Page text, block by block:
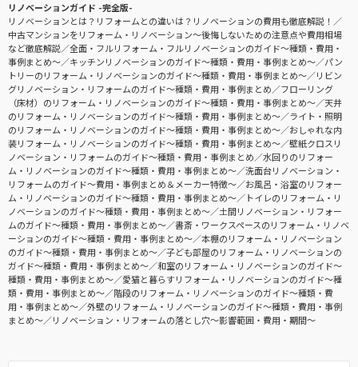
リノベーションガイド -完全版-
リノベーションとは？リフォームとの違いは？リノベーションの費用も徹底解説！
中古マンションをリフォーム・リノベーション〜後悔しないための注意点や費用相場
など徹底解説
全面・フルリフォーム・フルリノベーションのガイド〜種類・費用・
事例まとめ〜
キッチンリノベーションのガイド〜種類・費用・事例まとめ〜
パン
トリーのリフォーム・リノベーションのガイド〜種類・費用・事例まとめ〜
リビン
グリノベーション・リフォームのガイド〜種類・費用・事例まとめ
フローリング
（床材）のリフォーム・リノベーションのガイド〜種類・費用・事例まとめ〜
天井
のリフォーム・リノベーションのガイド〜種類・費用・事例まとめ〜
ライト・照明
のリフォーム・リノベーションのガイド〜種類・費用・事例まとめ〜
おしゃれな内
装リフォーム・リノベーションのガイド〜種類・費用・事例まとめ〜
壁紙クロスリ
ノベーション・リフォームのガイド〜種類・費用・事例まとめ
水回りのリフォー
ム・リノベーションのガイド〜種類・費用・事例まとめ〜
洗面台リノベーション・
リフォームのガイド〜費用・事例まとめ＆メーカー特徴〜
お風呂・浴室のリフォー
ム・リノベーションのガイド〜種類・費用・事例まとめ〜
トイレのリフォーム・リ
ノベーションのガイド〜種類・費用・事例まとめ〜
土間リノベーション・リフォー
ムのガイド〜種類・費用・事例まとめ〜
書斎・ワークスペースのリフォーム・リノベ
ーションのガイド〜種類・費用・事例まとめ〜
本棚のリフォーム・リノベーション
のガイド〜種類・費用・事例まとめ〜
子ども部屋のリフォーム・リノベーションの
ガイド〜種類・費用・事例まとめ〜
和室のリフォーム・リノベーションのガイド〜
種類・費用・事例まとめ〜
愛猫と暮らすリフォーム・リノベーションのガイド〜種
類・費用・事例まとめ〜
階段のリフォーム・リノベーションのガイド〜種類・費
用・事例まとめ〜
外壁のリフォーム・リノベーションのガイド〜種類・費用・事例
まとめ〜
リノベーション・リフォームの落とし穴～影響範囲・費用・期間～